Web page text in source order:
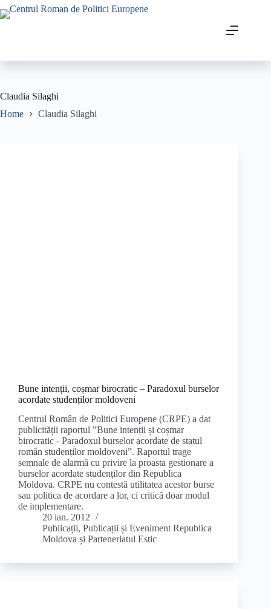
Claudia Silaghi
Home
Claudia Silaghi
Bune intenții, coșmar birocratic – Paradoxul burselor
acordate studenților moldoveni
Centrul Român de Politici Europene (CRPE) a dat
publicității raportul ”Bune intenții și coșmar
birocratic - Paradoxul burselor acordate de statul
român studenților moldoveni”. Raportul trage
semnale de alarmă cu privire la proasta gestionare a
burselor acordate studenților din Republica
Moldova. CRPE nu contestă utilitatea acestor burse
sau politica de acordare a lor, ci critică doar modul
de implementare.
20 ian. 2012
Publicații, Publicații și Eveniment Republica
Moldova și Parteneriatul Estic